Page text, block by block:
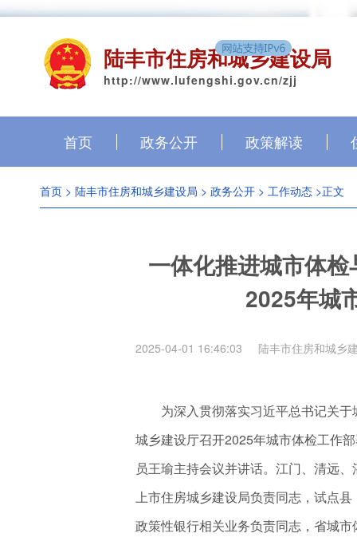
陆丰市住房和城乡建设局
http://www.lufengshi.gov.cn/zjj
首页 政务公开 政策解读
首页 > 陆丰市住房和城乡建设局 > 政务公开 > 工作动态 >正文
一体化推进城市体
2025年城
2025-04-01 16:46:03 陆丰市住房和城乡
为深入贯彻落实习近平总书记关于
城乡建设厅召开2025年城市体检工作
员王瑜主持会议并讲话。江门、清远
上市住房城乡建设局负责同志，试点
政策性银行相关业务负责同志，省城